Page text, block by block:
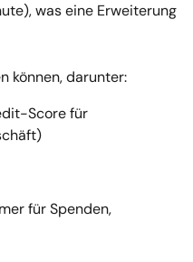
was eine Erweiterung
können, darunter:
Score für
für Spenden,